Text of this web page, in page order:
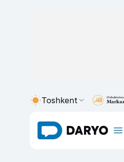
Toshkent